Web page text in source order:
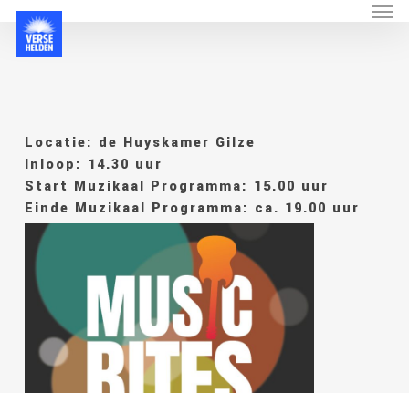
Skip
main
content
Locatie: de Huyskamer Gilze
Inloop: 14.30 uur
Start Muzikaal Programma: 15.00 uur
Einde Muzikaal Programma: ca. 19.00 uur